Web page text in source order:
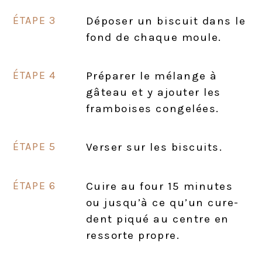
Déposer un biscuit dans le
fond de chaque moule.
Préparer le mélange à
gâteau et y ajouter les
framboises congelées.
Verser sur les biscuits.
Cuire au four 15 minutes
ou jusqu’à ce qu’un cure-
dent piqué au centre en
ressorte propre.